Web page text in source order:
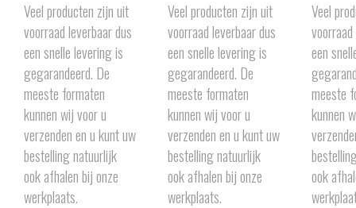
Veel producten zijn uit
voorraad leverbaar dus
een snelle levering is
gegarandeerd. De
meeste formaten
kunnen wij voor u
verzenden en u kunt uw
bestelling natuurlijk
ook afhalen bij onze
werkplaats.
Veel producten zijn uit
voorraad leverbaar dus
een snelle levering is
gegarandeerd. De
meeste formaten
kunnen wij voor u
verzenden en u kunt uw
bestelling natuurlijk
ook afhalen bij onze
werkplaats.
Veel
een
meeste
kunnen
ook